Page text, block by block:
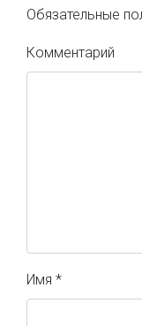
Обязательные
Комментарий
Имя *